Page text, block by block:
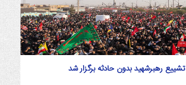
تشییع رهبرشهید بدون حادثه برگزار شد